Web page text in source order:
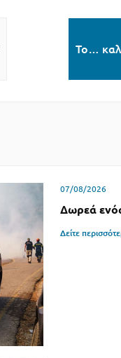
Το…
07/08/2026
Δωρεά
Δείτε